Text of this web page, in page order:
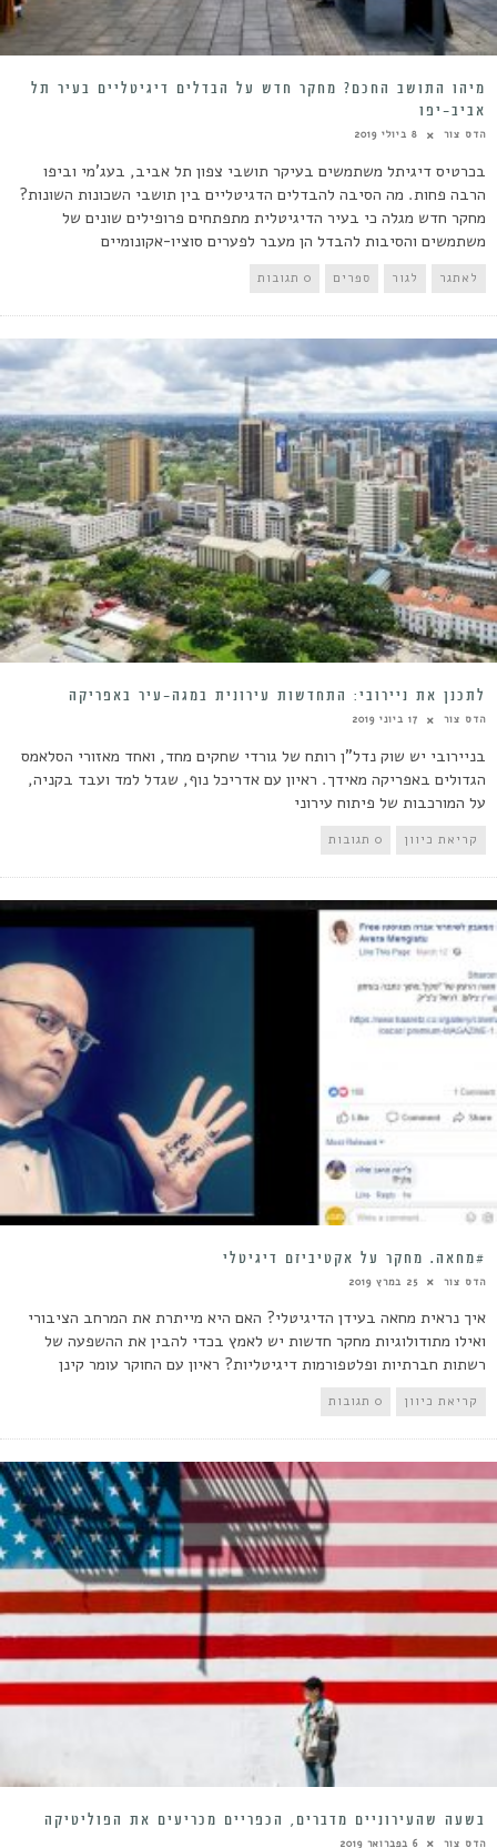
מיהו התושב החכם? מחקר חדש על הבדלים דיגיטליים בעיר תל
אביב-יפו
הדס צור 8 ביולי 2019
בכרטיס דיגיתל משתמשים בעיקר תושבי צפון תל אביב, בעג'מי וביפו
הרבה פחות. מה הסיבה להבדלים הדגיטליים בין תושבי השכונות השונות?
מחקר חדש מגלה כי בעיר הדיגיטלית מתפתחים פרופילים שונים של
משתמשים והסיבות להבדל הן מעבר לפערים סוציו-אקונומיים
לאתגר לגור ספרים 0 תגובות
לתכנן את ניירובי: התחדשות עירונית במגה-עיר באפריקה
הדס צור 17 ביוני 2019
בניירובי יש שוק נדל"ן רותח של גורדי שחקים מחד, ואחד מאזורי הסלאמס
הגדולים באפריקה מאידך. ראיון עם אדריכל נוף, שגדל למד ועבד בקניה,
על המורכבות של פיתוח עירוני
קריאת כיוון 0 תגובות
#מחאה. מחקר על אקטיביזם דיגיטלי
הדס צור 25 במרץ 2019
איך נראית מחאה בעידן הדיגיטלי? האם היא מייתרת את המרחב הציבורי
ואילו מתודולוגיות מחקר חדשות יש לאמץ בכדי להבין את ההשפעה של
רשתות חברתיות ופלטפורמות דיגיטליות? ראיון עם החוקר עומר קינן
קריאת כיוון 0 תגובות
בשעה שהעירוניים מדברים, הכפריים מכריעים את הפוליטיקה
הדס צור 6 בפברואר 2019